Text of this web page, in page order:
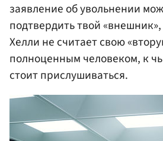
заявление об увольнении
подтвердить твой
Хелли не считает свою
полноценным человеком, к
стоит прислушиваться.